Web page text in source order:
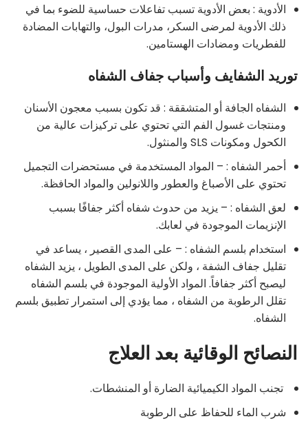
الأدوية : بعض الأدوية تسبب تفاعلات حساسية للضوء بما في
ذلك الأدوية لمرضى السكر، مدرات البول، والتهابات المضادة
للفطريات ومضادات الهستامين.
توريد الشفايف وأسباب جفاف الشفاه
الشفاه الجافة أو المتشققة : قد تكون بسبب معجون الأسنان
ومنتجات غسول الفم التي تحتوي على تركيزات عالية من
الكحول ومكونات SLS والمنثول.
أحمر الشفاه : – المواد المستخدمة في مستحضرات التجميل
تحتوي على الأصباغ والعطور واللانولين والمواد الحافظة.
لعق الشفاه : – يزيد من حدوث شفاه أكثر جفافًا بسبب
الإنزيمات الموجودة في لعابك.
استخدام بلسم الشفاه : – على المدى القصير ، يساعد في
تقليل جفاف الشفة ، ولكن على المدى الطويل ، يزيد الشفاه
ليصبح أكثر جفافاً. المواد الأولية الموجودة في بلسم الشفاه
تقلل الرطوبة من الشفاه ، مما يؤدي إلى استمرار تطبيق بلسم
الشفاه.
النصائح الوقائية بعد العلاج
تجنب المواد الكيميائية الضارة أو المنشطات.
شرب الماء للحفاظ على الرطوبة